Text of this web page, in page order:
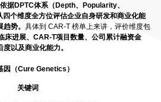
据DPTC体系（Depth、Popularity、
个维度全方位评估企业自身研发和商业化能
势。 具体到 CAR-T 榜单上来讲，评价维度包
床进展、CAR-T项目数量、公司累计融资金
以及商业化能力。
因（Cure Genetics）
关键词